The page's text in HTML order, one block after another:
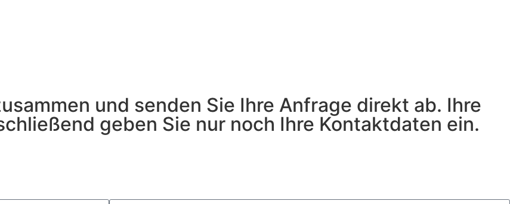
und senden Sie Ihre Anfrage direkt ab. Ihre
geben Sie nur noch Ihre Kontaktdaten ein.